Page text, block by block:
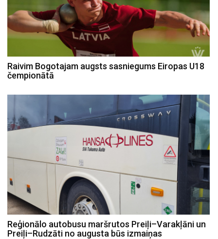
Raivim Bogotajam augsts sasniegums Eiropas U18
čempionātā
Reģionālo autobusu maršrutos Preiļi–Varakļāni un
Preiļi–Rudzāti no augusta būs izmaiņas